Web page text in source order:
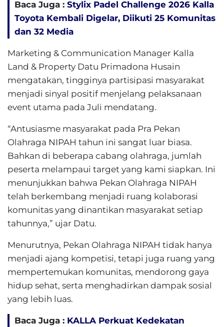
Baca Juga : Stylix Padel Challenge 2026 Kalla
Toyota Kembali Digelar, Diikuti 25 Komunitas
dan 32 Media
Marketing & Communication Manager Kalla
Land & Property Datu Primadona Husain
mengatakan, tingginya partisipasi masyarakat
menjadi sinyal positif menjelang pelaksanaan
event utama pada Juli mendatang.
“Antusiasme masyarakat pada Pra Pekan
Olahraga NIPAH tahun ini sangat luar biasa.
Bahkan di beberapa cabang olahraga, jumlah
peserta melampaui target yang kami siapkan. Ini
menunjukkan bahwa Pekan Olahraga NIPAH
telah berkembang menjadi ruang kolaborasi
komunitas yang dinantikan masyarakat setiap
tahunnya,” ujar Datu.
Menurutnya, Pekan Olahraga NIPAH tidak hanya
menjadi ajang kompetisi, tetapi juga ruang yang
mempertemukan komunitas, mendorong gaya
hidup sehat, serta menghadirkan dampak sosial
yang lebih luas.
Baca Juga : KALLA Perkuat Kedekatan